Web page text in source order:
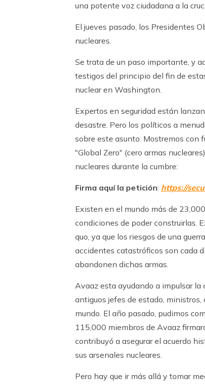
una potente voz ciudadana a la
El jueves pasado, los Presidentes
nucleares.
Se trata de un paso importante, y
testigos del principio del fin de
nuclear en Washington.
Expertos en seguridad están
desastre. Pero los políticos a
sobre este asunto. Mostremos con
"Global Zero" (cero armas
nucleares durante la cumbre:
Firma aquí la petición: https://
Existen en el mundo más de
condiciones de poder construirlas.
quo, ya que los riesgos de una
accidentes catastróficos son cada
abandonen dichas armas.
Avaaz esta ayudando a impulsar la
antiguos jefes de estado,
mundo. El año pasado, pudimos
115,000 miembros de Avaaz
contribuyó a asegurar el acuerdo
sus arsenales nucleares.
Pero hay que ir más allá y tomar